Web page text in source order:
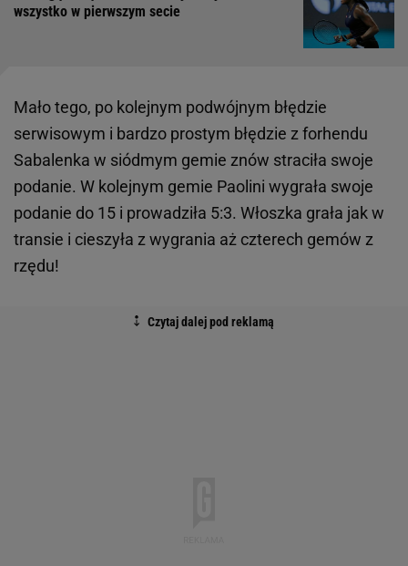
wszystko w pierwszym secie
Mało tego, po kolejnym podwójnym błędzie
serwisowym i bardzo prostym błędzie z forhendu
Sabalenka w siódmym gemie znów straciła swoje
podanie. W kolejnym gemie Paolini wygrała swoje
podanie do 15 i prowadziła 5:3. Włoszka grała jak w
transie i cieszyła z wygrania aż czterech gemów z
rzędu!